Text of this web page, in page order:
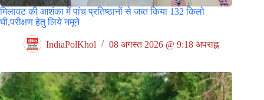
मिलावट की आशंका में पांच प्रतिष्ठानों से जब्त किया 132 किलो
घी,परीक्षण हेतु लिये नमूने
IndiaPolKhol 08 अगस्त 2026 @ 9:18 अपराह्न